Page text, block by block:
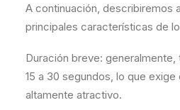
A continuación, describiremos
principales características de
Duración breve: generalmente,
15 a 30 segundos, lo que
altamente atractivo.